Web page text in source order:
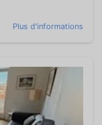
Plus d'informations